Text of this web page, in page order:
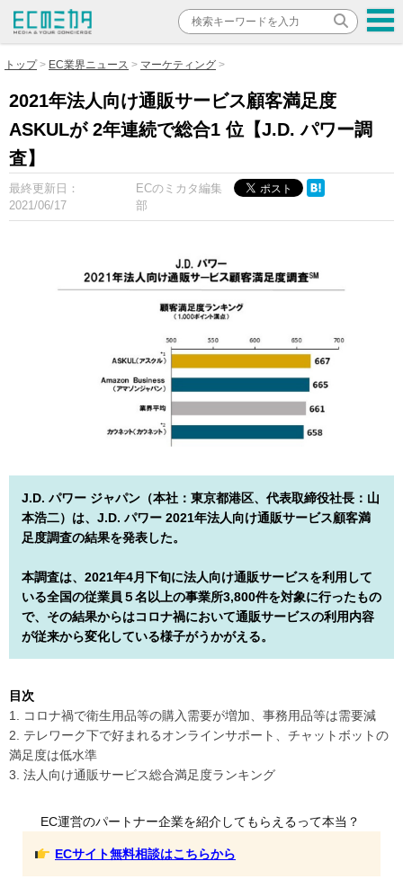
トップ EC業界ニュース マーケティング
2021年法人向け通販サービス顧客満足度
ASKULが 2年連続で総合1 位【J.D. パワー調
査】
最終更新日：
2021/06/17
ECのミカタ編集
部
J.D. パワー ジャパン（本社：東京都港区、代表取締役社長：山
本浩二）は、J.D. パワー 2021年法人向け通販サービス顧客満
足度調査の結果を発表した。
本調査は、2021年4月下旬に法人向け通販サービスを利用して
いる全国の従業員５名以上の事業所3,800件を対象に行ったもの
で、その結果からはコロナ禍において通販サービスの利用内容
が従来から変化している様子がうかがえる。
目次
1. コロナ禍で衛生用品等の購入需要が増加、事務用品等は需要減
2. テレワーク下で好まれるオンラインサポート、チャットボットの
満足度は低水準
3. 法人向け通販サービス総合満足度ランキング
EC運営のパートナー企業を紹介してもらえるって本当？
ECサイト無料相談はこちらから